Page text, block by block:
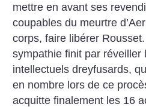
mettre en avant ses
coupables du meurtre
corps, faire libérer
sympathie finit par réveiller
intellectuels dreyfusards,
en nombre lors de ce
acquitte finalement les 16